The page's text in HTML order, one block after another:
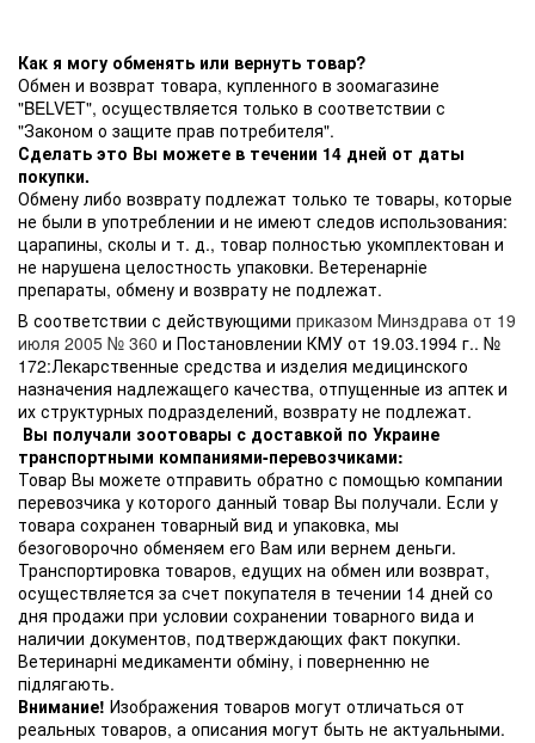
Как я могу обменять или вернуть товар?
Обмен и возврат товара, купленного в зоомагазине
"BELVET", осуществляется только в соответствии с
"Законом о защите прав потребителя".
Сделать это Вы можете в течении 14 дней от даты
покупки.
Обмену либо возврату подлежат только те товары, которые
не были в употреблении и не имеют следов использования:
царапины, сколы и т. д., товар полностью укомплектован и
не нарушена целостность упаковки. Ветеренарніе
препараты, обмену и возврату не подлежат.
В соответствии с действующими приказом Минздрава от 19
июля 2005 № 360 и Постановлении КМУ от 19.03.1994 г.. №
172:Лекарственные средства и изделия медицинского
назначения надлежащего качества, отпущенные из аптек и
их структурных подразделений, возврату не подлежат.
Вы получали зоотовары с доставкой по Украине
транспортными компаниями-перевозчиками:
Товар Вы можете отправить обратно с помощью компании
перевозчика у которого данный товар Вы получали. Если у
товара сохранен товарный вид и упаковка, мы
безоговорочно обменяем его Вам или вернем деньги.
Транспортировка товаров, едущих на обмен или возврат,
осуществляется за счет покупателя в течении 14 дней со
дня продажи при условии сохранении товарного вида и
наличии документов, подтверждающих факт покупки.
Ветеринарні медикаменти обміну, і поверненню не
підлягають.
Внимание! Изображения товаров могут отличаться от
реальных товаров, а описания могут быть не актуальными.